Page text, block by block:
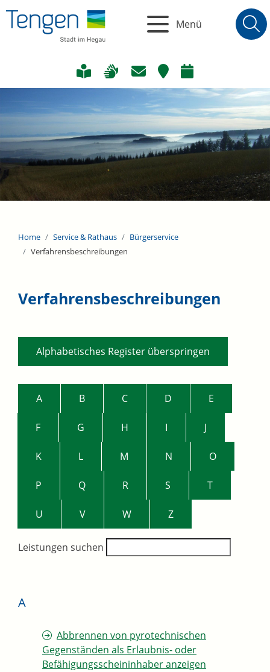
Menü
Home Service & Rathaus
Bürgerservice
Verfahrensbeschreibungen
Verfahrensbeschreibungen
Alphabetisches Register überspringen
A B C D E
F G H I J
K L M N O
P Q R S T
U V W Z
Leistungen suchen
A
Abbrennen von pyrotechnischen
Gegenständen als Erlaubnis- oder
Befähigungsscheininhaber anzeigen